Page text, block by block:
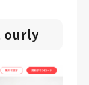
ourly